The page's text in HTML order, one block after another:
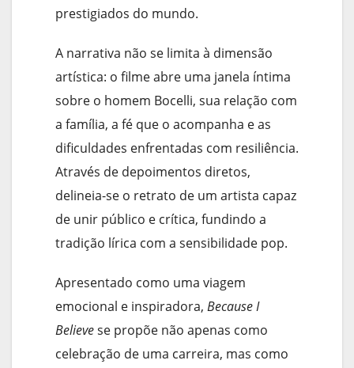
prestigiados do mundo.
A narrativa não se limita à dimensão
artística: o filme abre uma janela íntima
sobre o homem Bocelli, sua relação com
a família, a fé que o acompanha e as
dificuldades enfrentadas com resiliência.
Através de depoimentos diretos,
delineia-se o retrato de um artista capaz
de unir público e crítica, fundindo a
tradição lírica com a sensibilidade pop.
Apresentado como uma viagem
emocional e inspiradora, Because I
Believese propõe não apenas como
celebração de uma carreira, mas como